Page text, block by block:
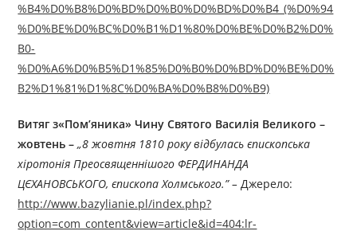
%B4%D0%B8%D0%BD%D0%B0%D0%BD%D0%B4_(%D0%94
%D0%BE%D0%BC%D0%B1%D1%80%D0%BE%D0%B2%D0%
B0-
%D0%A6%D0%B5%D1%85%D0%B0%D0%BD%D0%BE%D0%
B2%D1%81%D1%8C%D0%BA%D0%B8%D0%B9)
Витяг з«Пом’яника» Чину Святого Василія Великого –
жовтень –„8жовтня 1810 рокувідбулась єпископська
хіротонія Преосвященнішого ФЕРДИНАНДА
ЦЄХАНОВСЬКОГО, єпископа Холмського.” –Джерелo:
http://www.bazylianie.pl/index.php?
option=com_content&view=article&id=404:lr-